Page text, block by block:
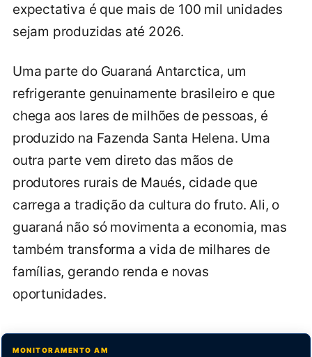
expectativa é que mais de 100 mil unidades
sejam produzidas até 2026.
Uma parte do Guaraná Antarctica, um
refrigerante genuinamente brasileiro e que
chega aos lares de milhões de pessoas, é
produzido na Fazenda Santa Helena. Uma
outra parte vem direto das mãos de
produtores rurais de Maués, cidade que
carrega a tradição da cultura do fruto. Ali, o
guaraná não só movimenta a economia, mas
também transforma a vida de milhares de
famílias, gerando renda e novas
oportunidades.
MONITORAMENTO AM